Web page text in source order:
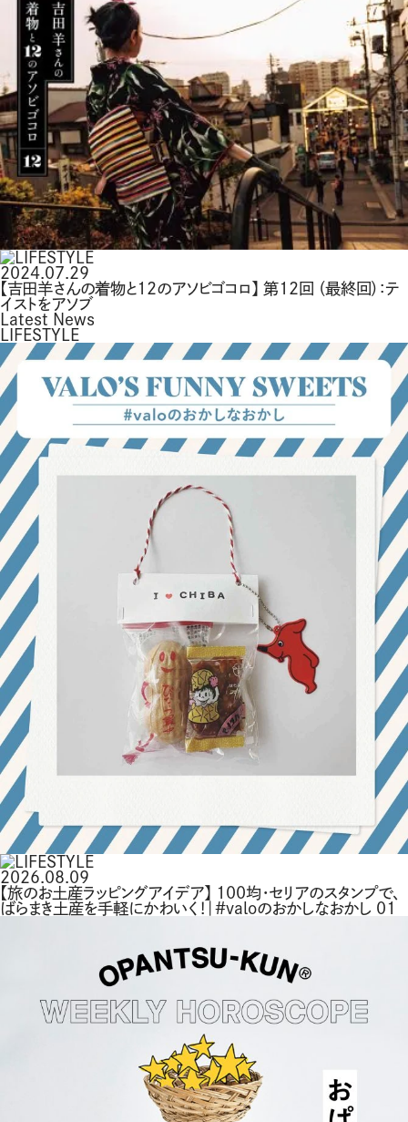
2024.07.29
【吉田羊さんの着物と12のアソビゴコロ】 第12回 （最終回）：テ
イストをアソブ
Latest News
LIFESTYLE
2026.08.09
【旅のお土産ラッピングアイデア】 100均・セリアのスタンプで、
ばらまき土産を手軽にかわいく！｜#valoのおかしなおかし 01